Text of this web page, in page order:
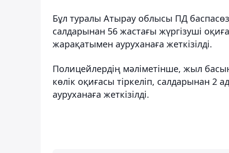
Бұл туралы Атырау облысы ПД
салдарынан 56 жастағы жүргізуші
жарақатымен ауруханаға жеткізілді.
Полицейлердің мәліметінше, жыл
көлік оқиғасы тіркеліп, салдарынан 2
ауруханаға жеткізілді.